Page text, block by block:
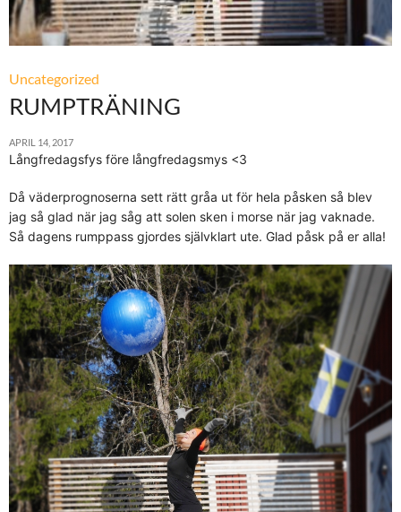
Uncategorized
RUMPTRÄNING
APRIL 14, 2017
Långfredagsfys före långfredagsmys <3
Då väderprognoserna sett rätt gråa ut för hela påsken så blev
jag så glad när jag såg att solen sken i morse när jag vaknade.
Så dagens rumppass gjordes självklart ute. Glad påsk på er alla!